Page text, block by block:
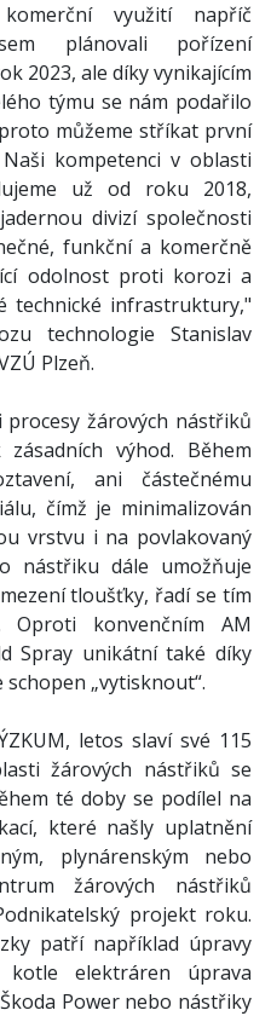
využití napříč
plánovali pořízení
2023, ale díky vynikajícím
týmu se nám podařilo
můžeme stříkat první
kompetenci v oblasti
už od roku 2018,
divizí společnosti
funkční a komerčně
odolnost proti korozi a
technické infrastruktury,"
technologie Stanislav
Plzeň.
žárových nástřiků
výhod. Během
ani částečnému
čímž je minimalizován
vrstvu i na povlakovaný
nástřiku dále umožňuje
tloušťky, řadí se tím
Oproti konvenčním AM
Spray unikátní také díky
„vytisknout“.
letos slaví své 115
žárových nástřiků se
té doby se podílel na
které našly uplatnění
plynárenským nebo
žárových nástřiků
projekt roku.
patří například úpravy
elektráren úprava
Power nebo nástřiky